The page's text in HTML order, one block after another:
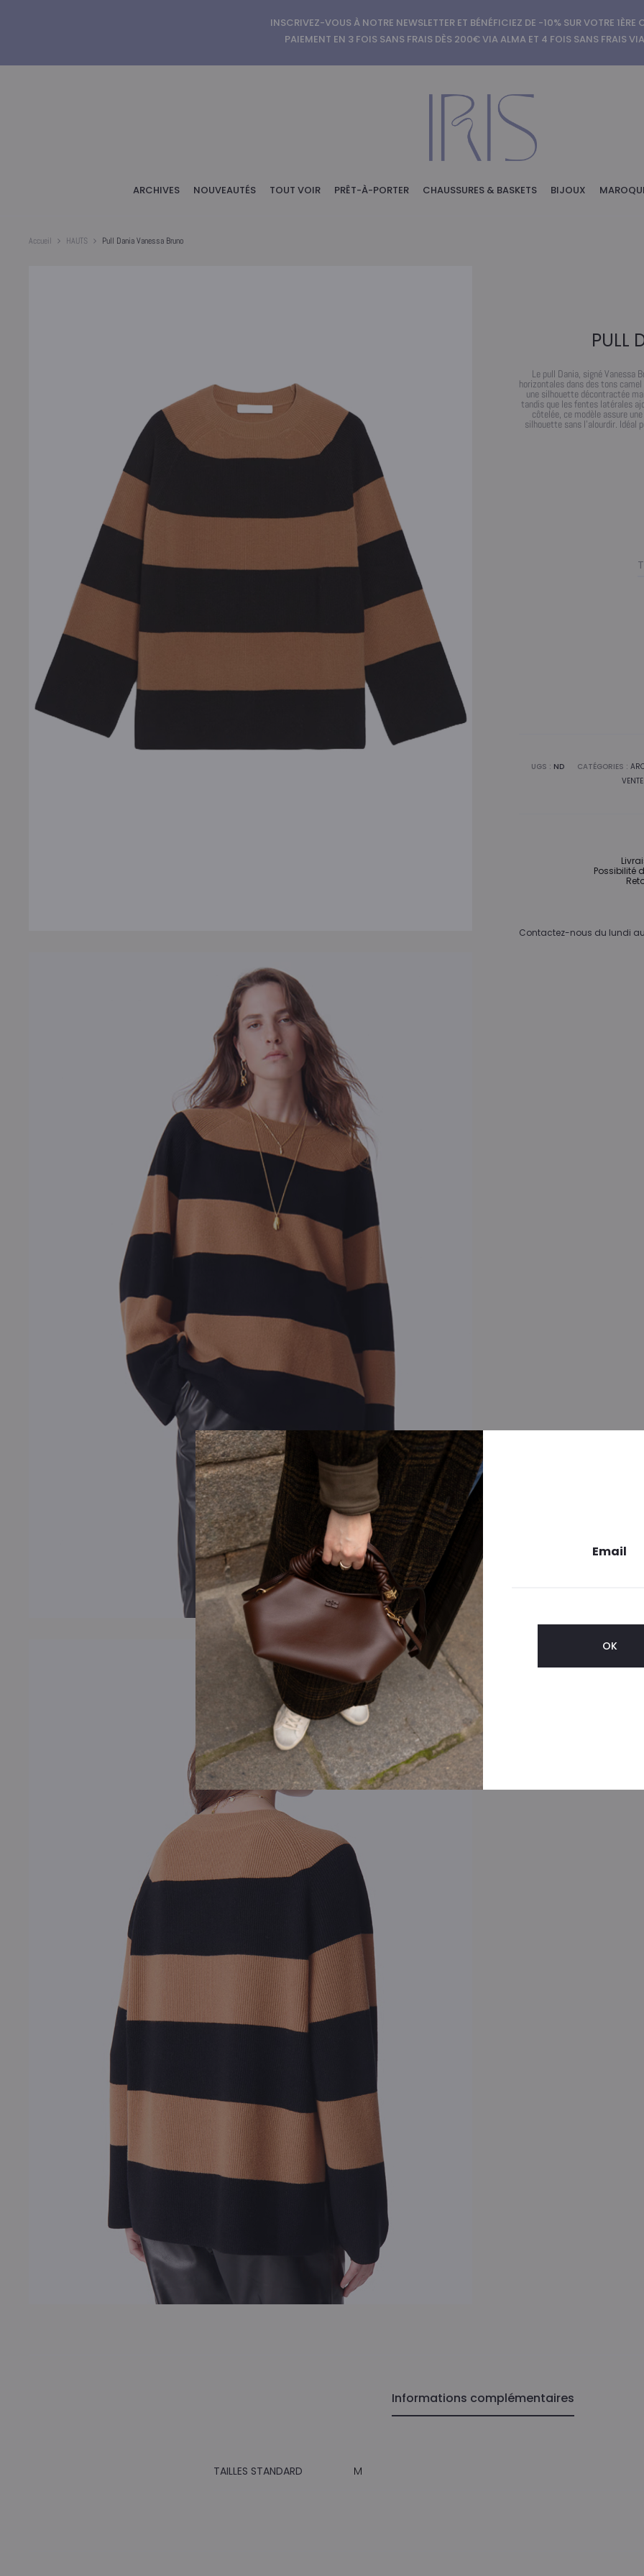
INSCRIVEZ-VOUS À NOTRE NEWSLETTER ET BÉNÉFICIEZ DE -10% SUR VOTRE 1ÈRE
PAIEMENT EN 3 FOIS SANS FRAIS DÈS 200€ VIA ALMA ET 4 FOIS SANS FRAIS
ARCHIVES NOUVEAUTÉS TOUT VOIR PRÊT-À-PORTER CHAUSSURES & BASKETS BIJOUX
Accueil HAUTS Pull Dania Vanessa Bruno
PULL
Le pull Dania, signé Vanessa
horizontales dans des tons
une silhouette décontractée
tandis que les fentes latérales
côtelée, ce modèle assure
silhouette sans l’alourdir. Idéal
UGS : ND CATÉGORIES :
Possibilité
Contactez-nous du lundi au
Informations complémentaires
TAILLES STANDARD M
Email